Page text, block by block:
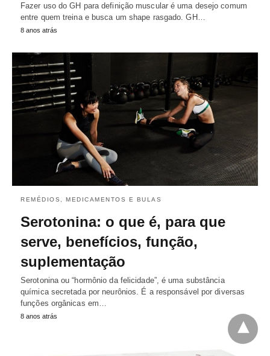
Fazer uso do GH para definição muscular é uma desejo comum
entre quem treina e busca um shape rasgado. GH…
8 anos atrás
REMÉDIOS, MEDICAMENTOS E BULAS
Serotonina: o que é, para que
serve, benefícios, função,
suplementação
Serotonina ou “hormônio da felicidade”, é uma substância
química secretada por neurônios. É a responsável por diversas
funções orgânicas em…
8 anos atrás